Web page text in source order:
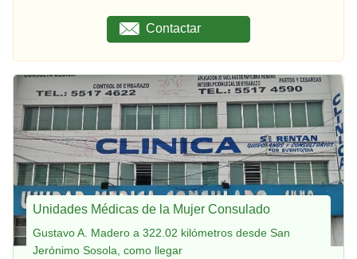
Contactar
Unidades Médicas de la Mujer Consulado
Gustavo A. Madero a 322.02 kilómetros desde San
Jerónimo Sosola, como llegar